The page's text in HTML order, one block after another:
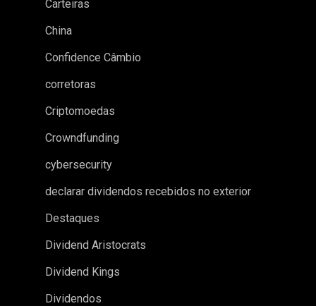
Carteiras
China
Confidence Câmbio
corretoras
Criptomoedas
Crowndfunding
cybersecurity
declarar dividendos recebidos no exterior
Destaques
Dividend Aristocrats
Dividend Kings
Dividendos